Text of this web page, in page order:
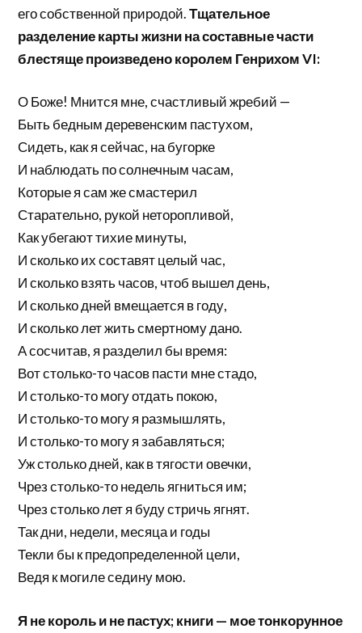
его собственной природой.Тщательное
разделение карты жизни на составные части
блестяще произведено королем Генрихом VI:
О Боже! Мнится мне, счастливый жребий —
Быть бедным деревенским пастухом,
Сидеть, как я сейчас, на бугорке
И наблюдать по солнечным часам,
Которые я сам же смастерил
Старательно, рукой неторопливой,
Как убегают тихие минуты,
И сколько их составят целый час,
И сколько взять часов, чтоб вышел день,
И сколько дней вмещается в году,
И сколько лет жить смертному дано.
А сосчитав, я разделил бы время:
Вот столько-то часов пасти мне стадо,
И столько-то могу отдать покою,
И столько-то могу я размышлять,
И столько-то могу я забавляться;
Уж столько дней, как в тягости овечки,
Чрез столько-то недель ягниться им;
Чрез столько лет я буду стричь ягнят.
Так дни, недели, месяца и годы
Текли бы к предопределенной цели,
Ведя к могиле седину мою.
Я не король и не пастух; книги — мое тонкорунное